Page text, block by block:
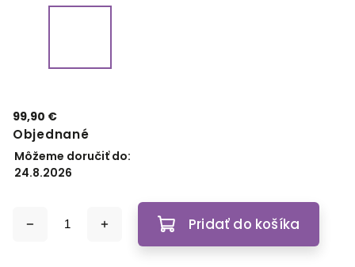
99,90 €
Objednané
Môžeme doručiť do:
24.8.2026
Pridať do košíka